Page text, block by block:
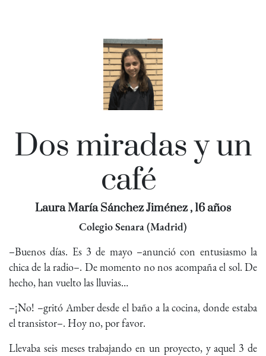
Dos miradas y un
café
Laura María Sánchez Jiménez , 16 años
Colegio Senara (Madrid)
–Buenos días. Es 3 de mayo –anunció con entusiasmo la
chica de la radio–. De momento no nos acompaña el sol. De
hecho, han vuelto las lluvias…
–¡No! –gritó Amber desde el baño a la cocina, donde estaba
el transistor–. Hoy no, por favor.
Llevaba seis meses trabajando en un proyecto, y aquel 3 de